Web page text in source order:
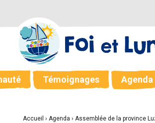
Témoignages Agenda
Accueil › Agenda › Assemblée de la province